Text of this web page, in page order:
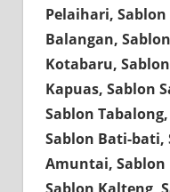
Pelaihari,
Balangan,
Kotabaru,
Kapuas, Sablon
Sablon
Sablon Bati-bati,
Amuntai, Sablon
Sablon Kalteng,